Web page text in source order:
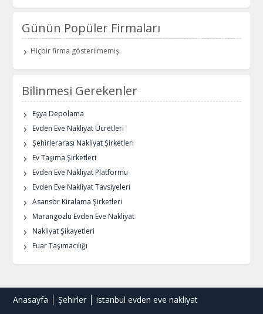
Günün Popüler Firmaları
Hiçbir firma gösterilmemiş.
Bilinmesi Gerekenler
Eşya Depolama
Evden Eve Nakliyat Ücretleri
Şehirlerarası Nakliyat Şirketleri
Ev Taşıma Şirketleri
Evden Eve Nakliyat Platformu
Evden Eve Nakliyat Tavsiyeleri
Asansör Kiralama Şirketleri
Marangozlu Evden Eve Nakliyat
Nakliyat Şikayetleri
Fuar Taşımacılığı
Anasayfa Şehirler istanbul evden eve nakliyat